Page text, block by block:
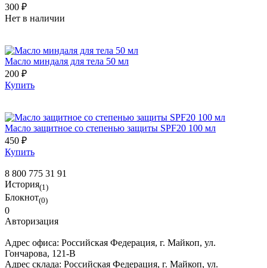
300 ₽
Нет в наличии
Масло миндаля для тела 50 мл
200 ₽
Купить
Масло защитное со степенью защиты SPF20 100 мл
450 ₽
Купить
8 800 775 31 91
История(1)
Блокнот(0)
0
Авторизация
Адрес офиса: Российская Федерация, г. Майкоп, ул.
Гончарова, 121-В
Адрес склада: Российская Федерация, г. Майкоп, ул.